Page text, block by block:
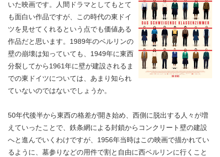
いた映画です。人間ドラマとしてもとて
も面白い作品ですが、この時代の東ドイ
ツを見せてくれるという点でも価値ある
作品だと思います。1989年のベルリンの
壁の崩壊は知っていても、1949年に東西
分裂してから1961年に壁が建設されるま
での東ドイツについては、あまり知られ
ていないのではないでしょうか。
50年代後半から東西の格差が開き始め、西側に脱出する人々が増
えていったことで、鉄条網による封鎖からコンクリート壁の建設
へと進んでいくわけですが、1956年当時はこの映画で描かれてい
るように、墓参りなどの用件で割と自由に西ベルリンに行くこと